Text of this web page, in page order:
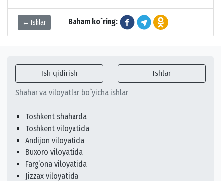
← Ishlar Baham ko`ring:
Ish qidirish Ishlar
Shahar va viloyatlar bo`yicha ishlar
Toshkent shaharda
Toshkent viloyatida
Andijon viloyatida
Buxoro viloyatida
Fargʻona viloyatida
Jizzax viloyatida